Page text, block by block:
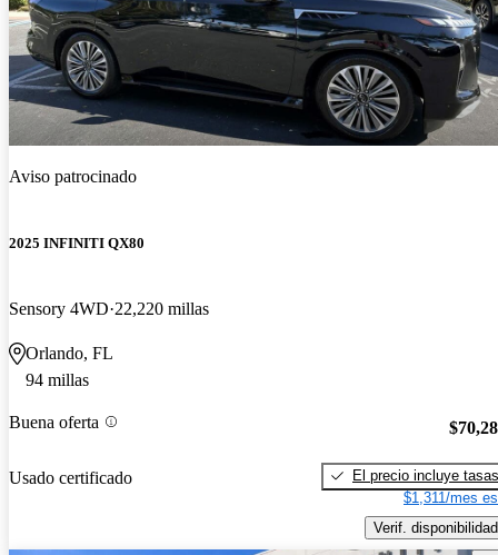
Aviso patrocinado
2025 INFINITI QX80
Sensory 4WD 22,220 millas
Orlando, FL
94 millas
Buena oferta
Usado certificado
El precio incluye tasas
$1,311/mes
Verif. disponibilidad